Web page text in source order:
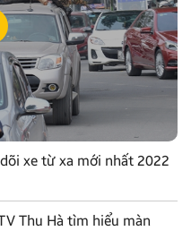
xe từ xa mới nhất 2022
Thu Hà tìm hiểu màn